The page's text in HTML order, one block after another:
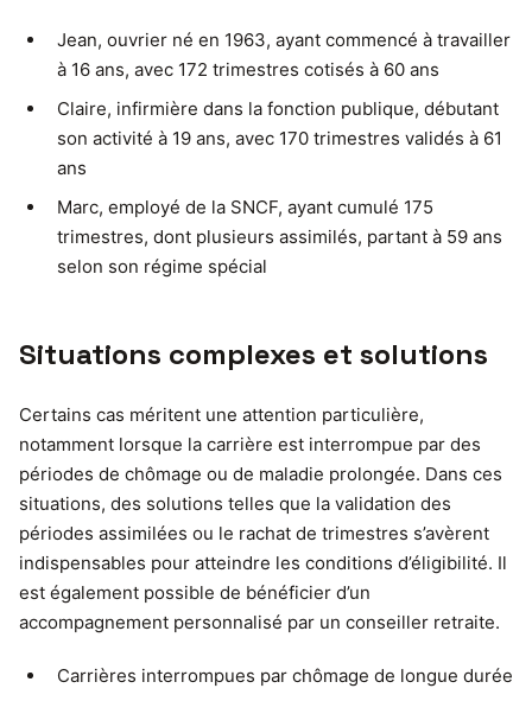
Jean, ouvrier né en 1963, ayant commencé à travailler
à 16 ans, avec 172 trimestres cotisés à 60 ans
Claire, infirmière dans la fonction publique, débutant
son activité à 19 ans, avec 170 trimestres validés à 61
ans
Marc, employé de la SNCF, ayant cumulé 175
trimestres, dont plusieurs assimilés, partant à 59 ans
selon son régime spécial
Situations complexes et solutions
Certains cas méritent une attention particulière,
notamment lorsque la carrière est interrompue par des
périodes de chômage ou de maladie prolongée. Dans ces
situations, des solutions telles que la validation des
périodes assimilées ou le rachat de trimestres s’avèrent
indispensables pour atteindre les conditions d’éligibilité. Il
est également possible de bénéficier d’un
accompagnement personnalisé par un conseiller retraite.
Carrières interrompues par chômage de longue durée